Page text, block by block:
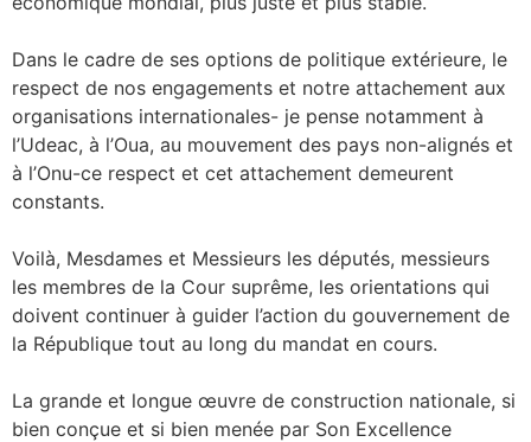
Dans le cadre de ses options de politique extérieure, le
respect de nos engagements et notre attachement aux
organisations internationales- je pense notamment à
l’Udeac, à l’Oua, au mouvement des pays non-alignés et
à l’Onu-ce respect et cet attachement demeurent
constants.
Voilà, Mesdames et Messieurs les députés, messieurs
les membres de la Cour suprême, les orientations qui
doivent continuer à guider l’action du gouvernement de
la République tout au long du mandat en cours.
La grande et longue œuvre de construction nationale, si
bien conçue et si bien menée par Son Excellence